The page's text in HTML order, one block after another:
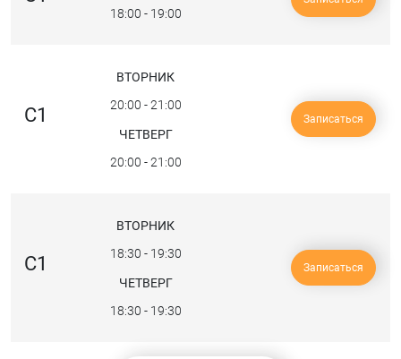
18:00 - 19:00
C1
ВТОРНИК
20:00 -21:00
ЧЕТВЕРГ
20:00 -21:00
Записаться
C1
ВТОРНИК
18:30 - 19:30
ЧЕТВЕРГ
18:30 - 19:30
Записаться